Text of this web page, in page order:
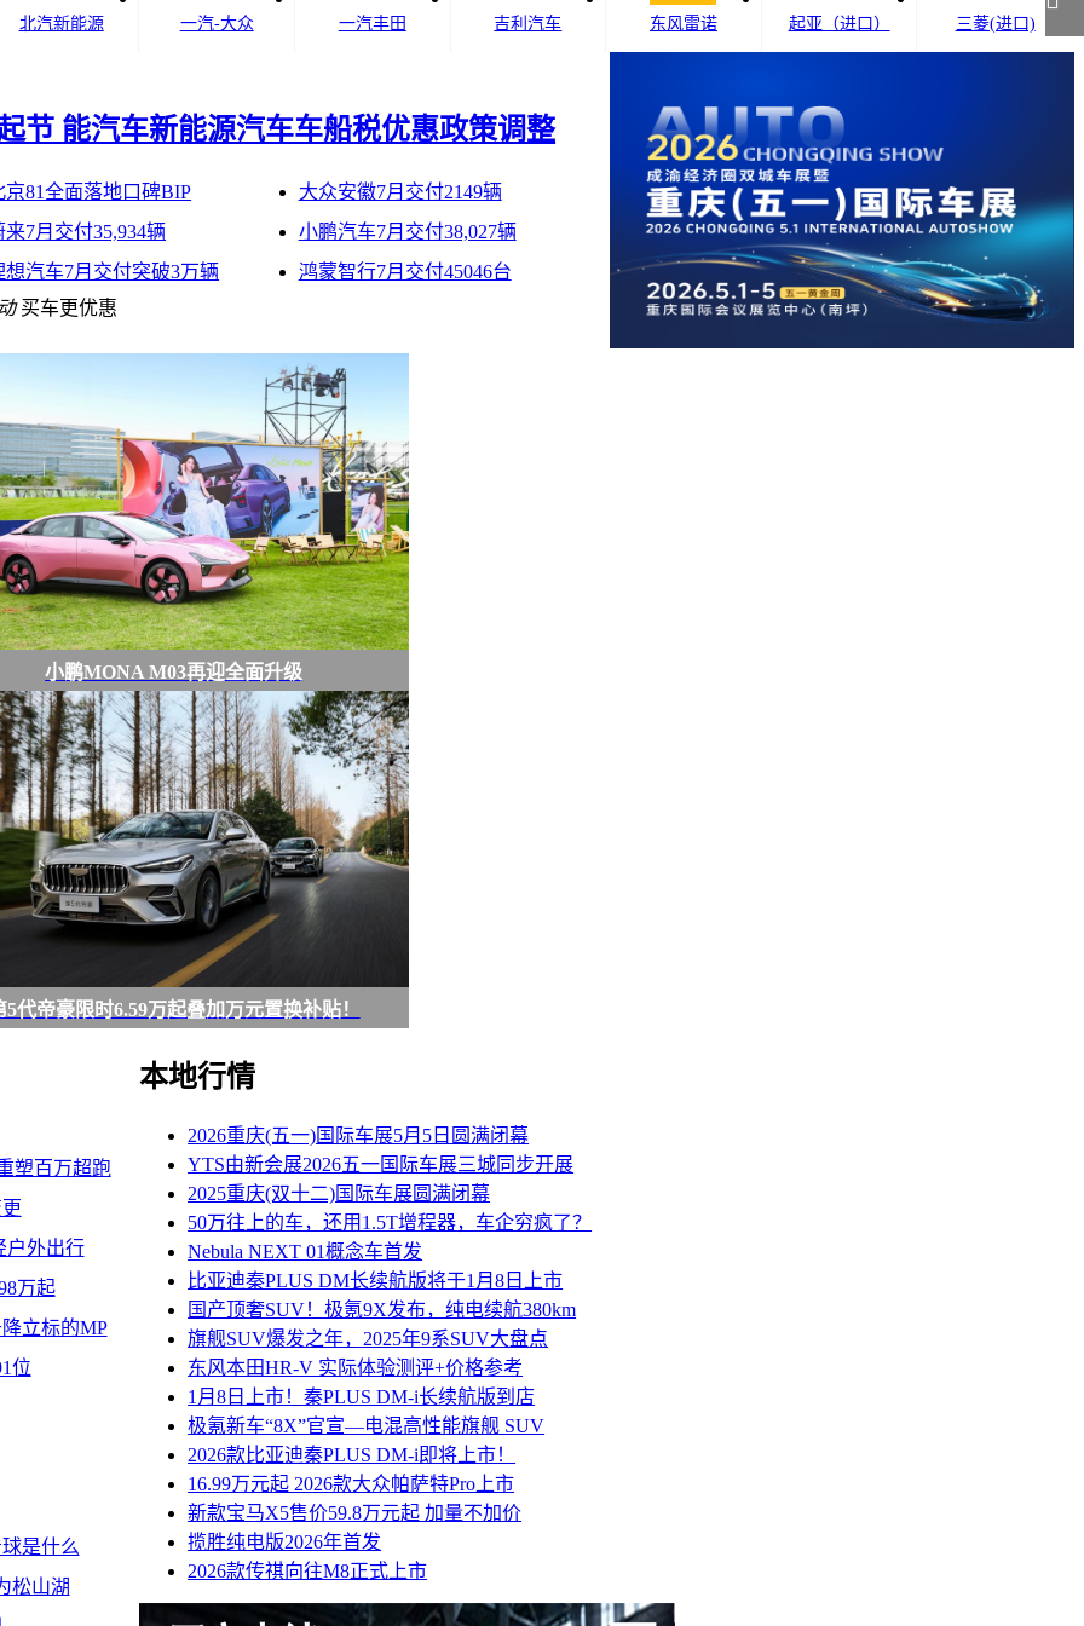
北汽新能源 一汽-大众 一汽丰田 吉利汽车 东风雷诺 起亚（进口） 三菱(进口)
节 能汽车新能源汽车车船税优惠政策调整
京81全面落地口碑BIP
大众安徽7月交付2149辆
来7月交付35,934辆
小鹏汽车7月交付38,027辆
想汽车7月交付突破3万辆
鸿蒙智行7月交付45046台
买车更优惠
小鹏MONA M03再迎全面升级
5代帝豪限时6.59万起叠加万元置换补贴！
塑百万超跑
户外出行
万起
立标的MP
位
是什么
松山湖
本地行情
2026重庆(五一)国际车展5月5日圆满闭幕
YTS由新会展2026五一国际车展三城同步开展
2025重庆(双十二)国际车展圆满闭幕
50万往上的车，还用1.5T增程器，车企穷疯了？
Nebula NEXT 01概念车首发
比亚迪秦PLUS DM长续航版将于1月8日上市
国产顶奢SUV！极氪9X发布，纯电续航380km
旗舰SUV爆发之年，2025年9系SUV大盘点
东风本田HR-V 实际体验测评+价格参考
1月8日上市！秦PLUS DM-i长续航版到店
极氪新车“8X”官宣—电混高性能旗舰 SUV
2026款比亚迪秦PLUS DM-i即将上市！
16.99万元起 2026款大众帕萨特Pro上市
新款宝马X5售价59.8万元起 加量不加价
揽胜纯电版2026年首发
2026款传祺向往M8正式上市